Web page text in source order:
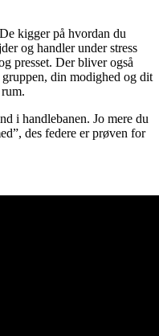
kigger på hvordan du
og handler under stress
presset. Der bliver også
din modighed og dit
i handlebanen. Jo mere du
des federe er prøven for